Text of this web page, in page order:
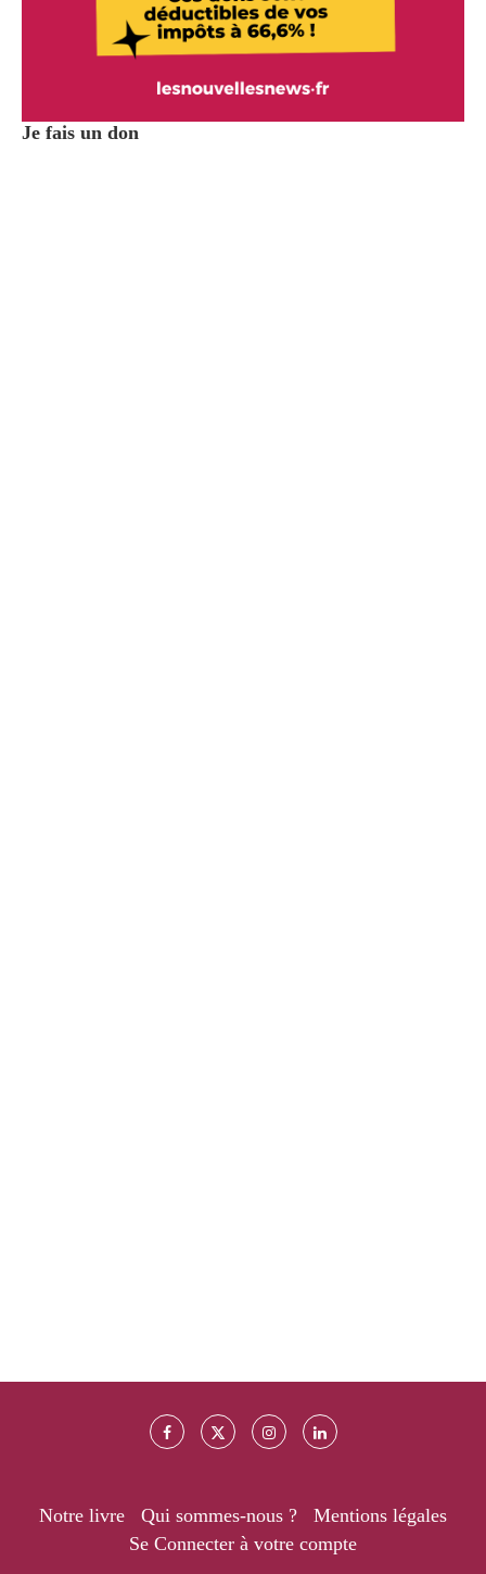
Je fais un don
Notre livre Qui sommes-nous ?
Mentions légales
Se Connecter à votre compte